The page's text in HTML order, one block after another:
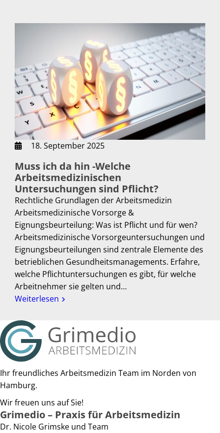
18. September 2025
Muss ich da hin -Welche
Arbeitsmedizinischen
Untersuchungen sind Pflicht?
Rechtliche Grundlagen der Arbeitsmedizin
Arbeitsmedizinische Vorsorge &
Eignungsbeurteilung: Was ist Pflicht und für wen?
Arbeitsmedizinische Vorsorgeuntersuchungen und
Eignungsbeurteilungen sind zentrale Elemente des
betrieblichen Gesundheitsmanagements. Erfahre,
welche Pflichtuntersuchungen es gibt, für welche
Arbeitnehmer sie gelten und…
Weiterlesen
Ihr freundliches Arbeitsmedizin Team im Norden von
Hamburg.
Wir freuen uns auf Sie!
Grimedio – Praxis für Arbeitsmedizin
Dr. Nicole Grimske und Team